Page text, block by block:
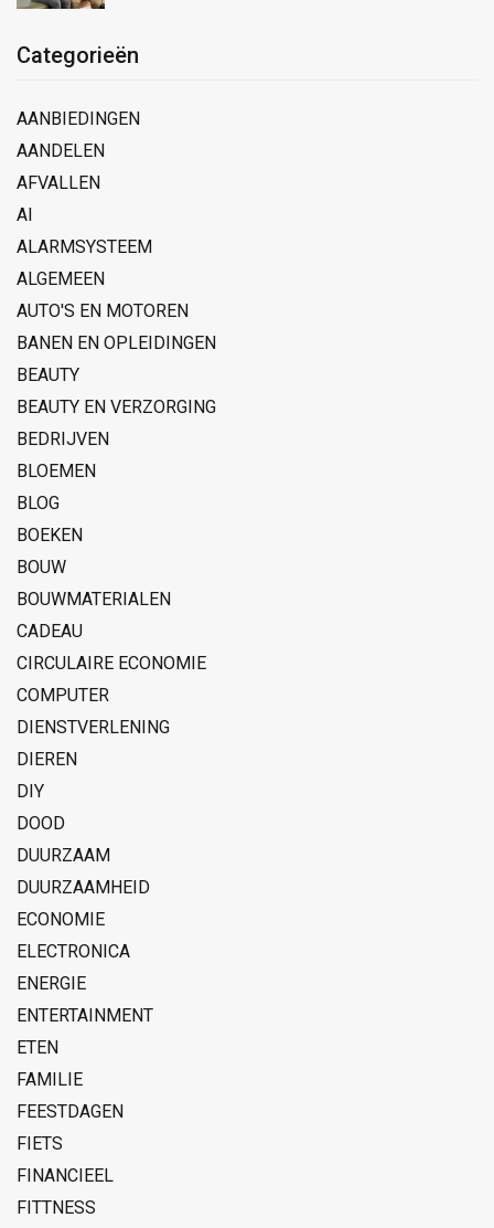
Categorieën
AANBIEDINGEN
AANDELEN
AFVALLEN
AI
ALARMSYSTEEM
ALGEMEEN
AUTO'S EN MOTOREN
BANEN EN OPLEIDINGEN
BEAUTY
BEAUTY EN VERZORGING
BEDRIJVEN
BLOEMEN
BLOG
BOEKEN
BOUW
BOUWMATERIALEN
CADEAU
CIRCULAIRE ECONOMIE
COMPUTER
DIENSTVERLENING
DIEREN
DIY
DOOD
DUURZAAM
DUURZAAMHEID
ECONOMIE
ELECTRONICA
ENERGIE
ENTERTAINMENT
ETEN
FAMILIE
FEESTDAGEN
FIETS
FINANCIEEL
FITTNESS